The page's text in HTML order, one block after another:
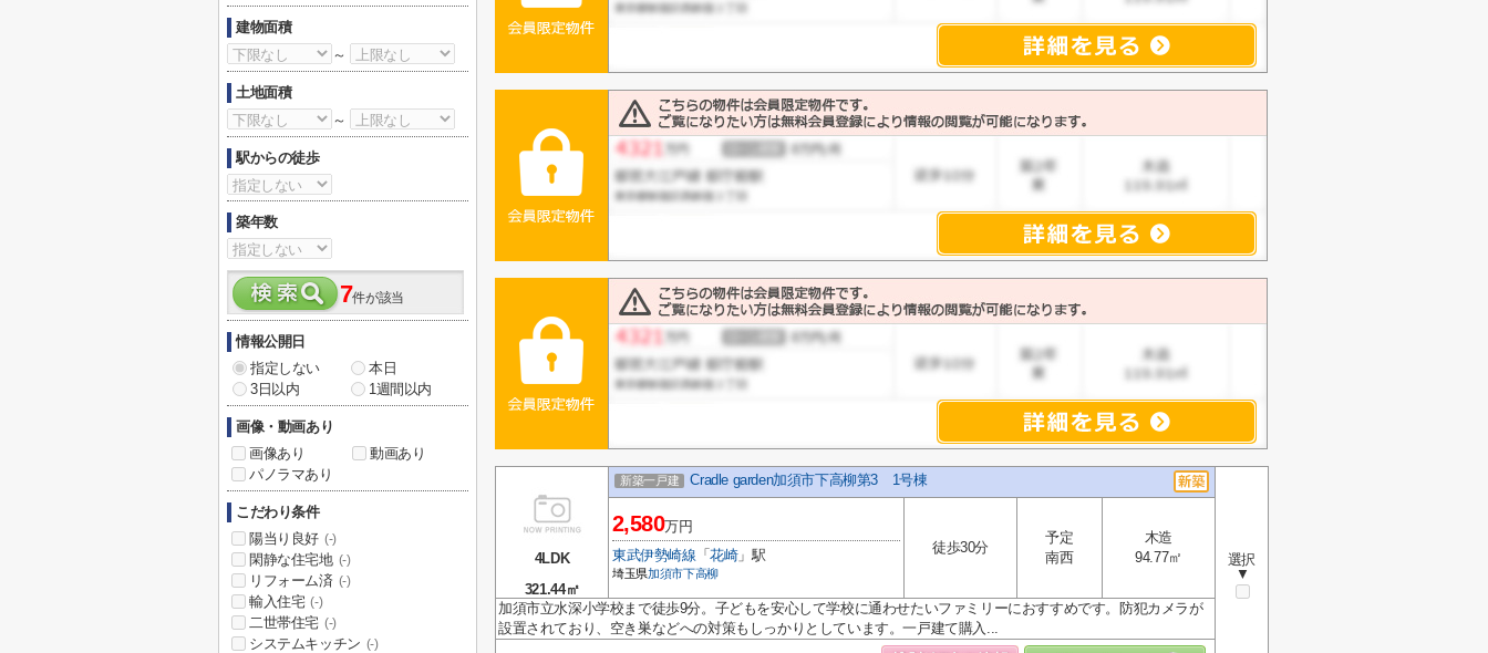
4LDK
321.44㎡
新築一戸建 Cradle garden加須市下高柳第3 1号棟
選択
▼
2,580万円
東武伊勢崎線 「花崎」駅
埼玉県加須市下高柳
徒歩30分
予定
南西
木造
94.77㎡
加須市立水深小学校まで徒歩9分。子どもを安心して学校に通わせたいファミリーにおすすめです。防犯カメラが
設置されており、空き巣などへの対策もしっかりとしています。一戸建て購入...
建物面積
～
土地面積
～
駅からの徒歩
築年数
7件が該当
情報公開日
指定しない
本日
3日以内
1週間以内
画像・動画あり
画像あり
動画あり
パノラマあり
こだわり条件
陽当り良好 (-)
閑静な住宅地 (-)
リフォーム済 (-)
輸入住宅 (-)
二世帯住宅 (-)
システムキッチン (-)